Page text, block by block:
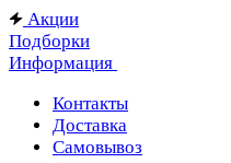
Акции
Подборки
Информация
Контакты
Доставка
Самовывоз